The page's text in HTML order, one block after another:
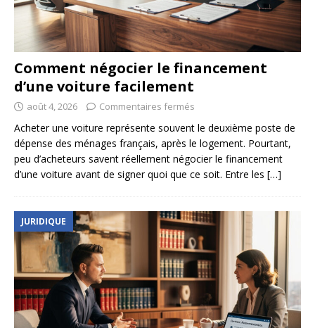
Comment négocier le financement
d’une voiture facilement
août 4, 2026 Commentaires fermés
Acheter une voiture représente souvent le deuxième poste de
dépense des ménages français, après le logement. Pourtant,
peu d’acheteurs savent réellement négocier le financement
d’une voiture avant de signer quoi que ce soit. Entre les […]
JURIDIQUE